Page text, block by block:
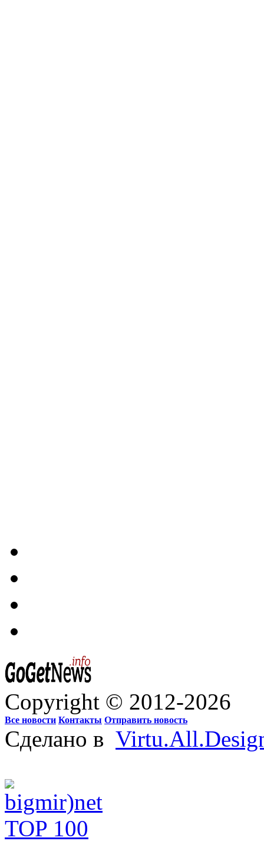
Copyright © 2012-2026
Все новости Контакты Отправить новость
Сделано в